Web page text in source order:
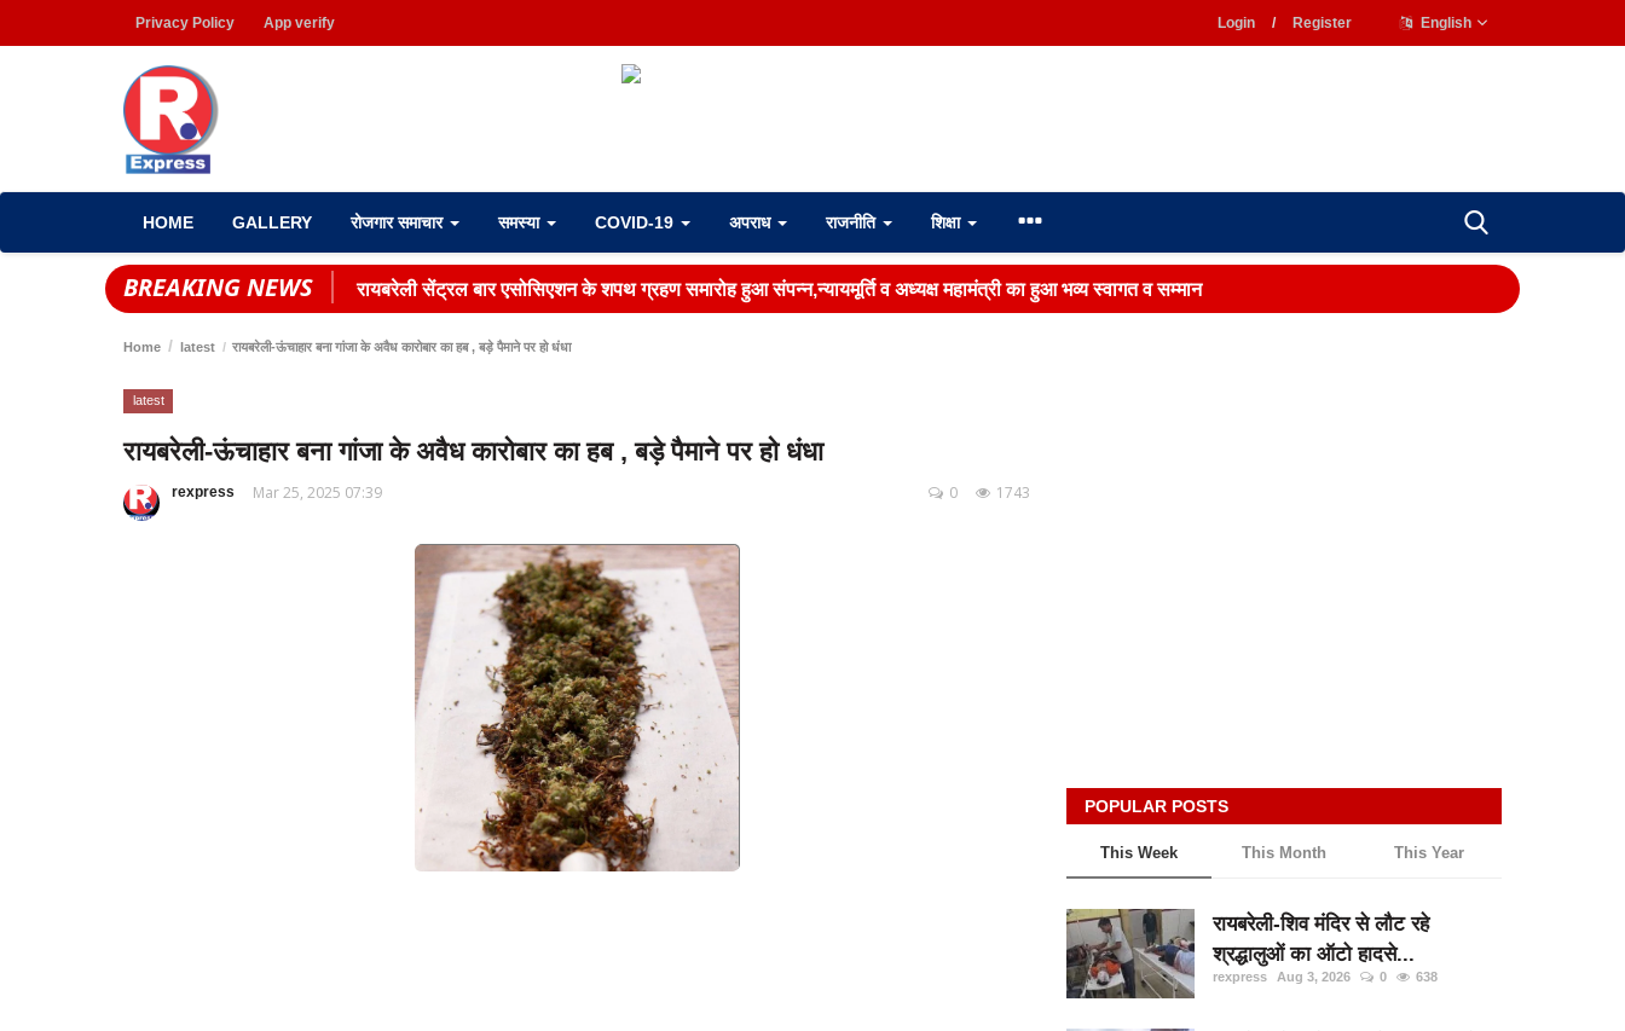
Privacy Policy App verify Login / Register English
HOME GALLERY रोजगार समाचार समस्या COVID-19 अपराध राजनीति शिक्षा
BREAKING NEWS रायबरेली सेंट्रल बार एसोसिएशन के शपथ ग्रहण समारोह हुआ संपन्न,न्यायमूर्ति व अध्यक्ष महामंत्री का हुआ भव्य स्वागत व सम्मान
Home latest रायबरेली-ऊंचाहार बना गांजा के अवैध कारोबार का हब , बड़े पैमाने पर हो धंधा
latest
रायबरेली-ऊंचाहार बना गांजा के अवैध कारोबार का हब , बड़े पैमाने पर हो धंधा
rexpress Mar 25, 2025 07:39 1743
0
POPULAR POSTS
This Week This Month This Year
रायबरेली-शिव मंदिर से लौट रहे
श्रद्धालुओं का ऑटो हादसे...
rexpress Aug 3, 2026 0 638